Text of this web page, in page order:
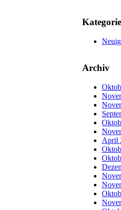
Archiv
April